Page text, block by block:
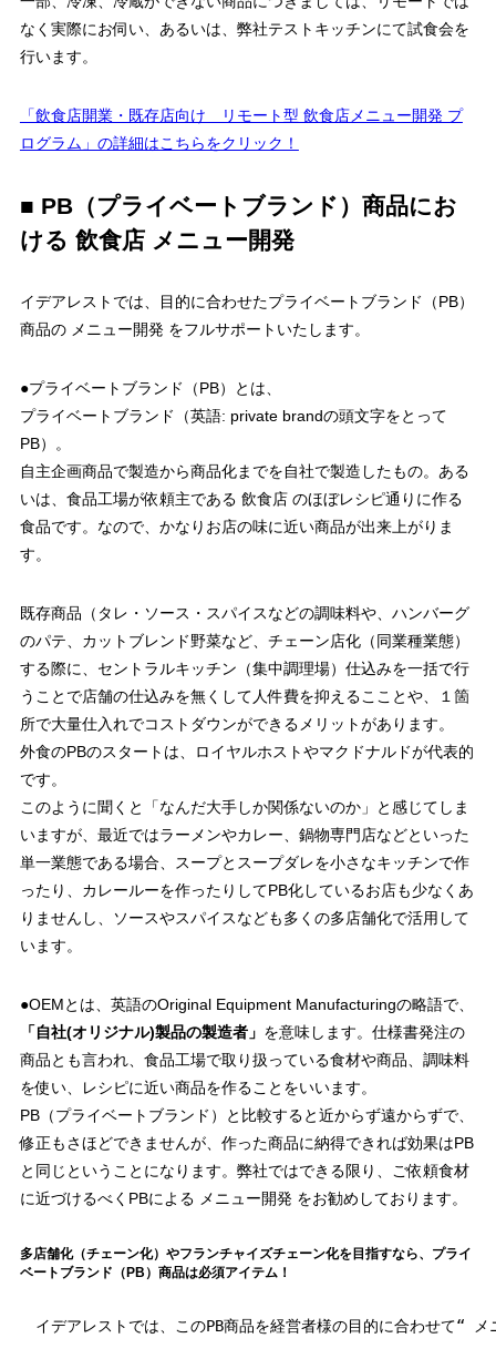
なく実際にお伺い、あるいは、弊社テストキッチンにて試食会を
行います。
「飲食店開業・既存店向け リモート型 飲食店メニュー開発 プ
ログラム」の詳細はこちらをクリック！
■ PB（プライベートブランド）商品にお
ける 飲食店 メニュー開発
イデアレストでは、目的に合わせたプライベートブランド（PB）
商品の メニュー開発 をフルサポートいたします。
●プライベートブランド（PB）とは、
プライベートブランド
（英語: private brandの頭文字をとって
PB）。
自主企画商品で製造から商品化までを自社で製造したもの。ある
いは、食品工場が依頼主である 飲食店 のほぼレシピ通りに作る
食品です。なので、かなりお店の味に近い商品が出来上がりま
す。
既存商品（タレ・ソース・スパイスなどの調味料や、ハンバーグ
のパテ、カットブレンド野菜など、チェーン店化（同業種業態）
する際に、セントラルキッチン（集中調理場）仕込みを一括で行
うことで店舗の仕込みを無くして人件費を抑えるこことや、１箇
所で大量仕入れでコストダウンができるメリットがあります。
外食のPBのスタートは、ロイヤルホストやマクドナルドが代表的
です。
このように聞くと「なんだ大手しか関係ないのか」と感じてしま
いますが、最近ではラーメンやカレー、鍋物専門店などといった
単一業態である場合、スープとスープダレを小さなキッチンで作
ったり、カレールーを作ったりしてPB化しているお店も少なくあ
りませんし、ソースやスパイスなども多くの多店舗化で活用して
います。
●OEMとは、英語のOriginal Equipment Manufacturingの略語で、
「自社(オリジナル)製品の製造者」 を意味します。仕様書発注の
商品とも言われ、食品工場で取り扱っている食材や商品、調味料
を使い、レシピに近い商品を作ることをいいます。
PB（プライベートブランド）と比較すると近からず遠からずで、
修正もさほどできませんが、作った商品に納得できれば効果はPB
と同じということになります。弊社ではできる限り、ご依頼食材
に近づけるべくPBによる メニュー開発 をお勧めしております。
多店舗化（チェーン化）やフランチャイズチェーン化を目指すなら、プライ
ベートブランド（PB）商品は必須アイテム！
イデアレストでは、このPB商品を経営者様の目的に合わせて“